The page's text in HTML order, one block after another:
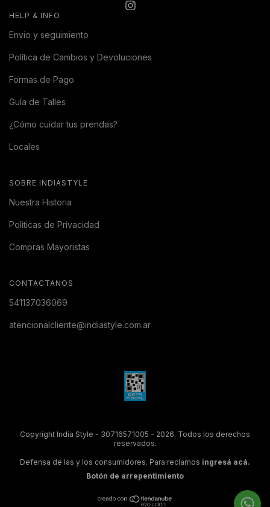
HELP & INFO
Envio y seguimiento
Política de Cambios y Devoluciones
Formas de Pago
Guía de Talles
¿Cómo cuidar tus prendas?
Locales
SOBRE INDIASTYLE
Nuestra Historia
Politicas de Privacidad
Compras Mayoristas
CONTACTANOS
541137036069
atencionalcliente@indiastyle.com.ar
Copyright India Style - 30716571005 - 2026. Todos los derechos
reservados.
Defensa de las y los consumidores. Para reclamos ingresá acá.
Botón de arrepentimiento